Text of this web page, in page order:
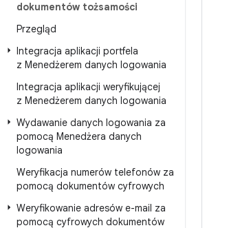
dokumentów tożsamości
Przegląd
Integracja aplikacji portfela
z Menedżerem danych logowania
Integracja aplikacji weryfikującej
z Menedżerem danych logowania
Wydawanie danych logowania za
pomocą Menedżera danych
logowania
Weryfikacja numerów telefonów za
pomocą dokumentów cyfrowych
Weryfikowanie adresów e-mail za
pomocą cyfrowych dokumentów